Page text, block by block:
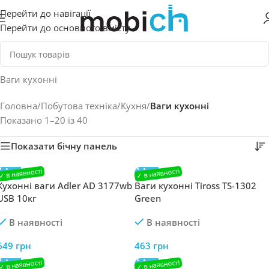
Перейти до навігації
Перейти до основного вмісту
Ваги кухонні
Головна/Побутова техніка/Кухня/Ваги кухонні
Показано 1–20 із 40
Показати бічну панель
ваги Adler AD 3177wb
10кг
В наявності
грн
Ваги кухонні Tiross TS-1302
Green
В наявності
463 грн